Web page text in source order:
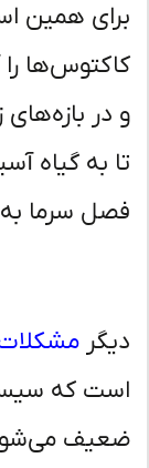
همین است
را
بازه‌های
به گیاه
سرما به آب
مشکلات
که سیستم
می‌شود و